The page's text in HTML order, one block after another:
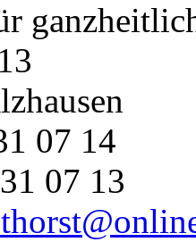
07 14
07 13